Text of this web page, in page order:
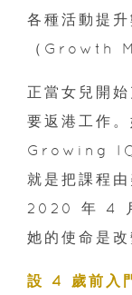
各種活動提
（Growth
正當女兒開
要返港工作
Growing IQ
就是把課程
2020 年 4
她的使命是
設 4 歲前入